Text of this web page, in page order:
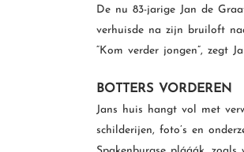
De nu 83-jarige Jan de
verhuisde na zijn bruiloft
“Kom verder jongen”, zegt
BOTTERS VORDEREN
Jans huis hangt vol met
schilderijen, foto’s en